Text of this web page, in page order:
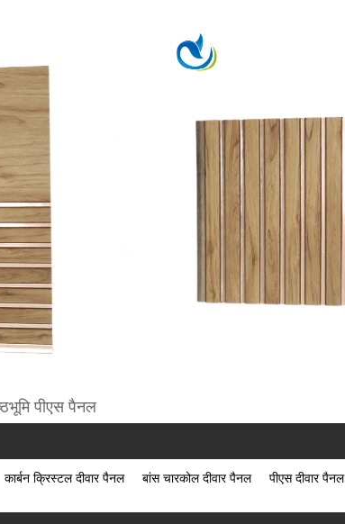
पीएस पैनल
कार्बन क्रिस्टल दीवार पैनल बांस चारकोल दीवार पैनल पीएस दीवार पैनल